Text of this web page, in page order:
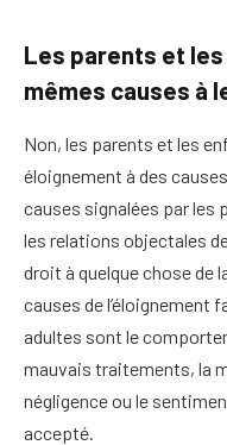
Les parents et
mêmes causes à
Non, les parents et les
éloignement à des
causes signalées par les
les relations objectales
droit à quelque chose de
causes de l’éloignement
adultes sont le
mauvais traitements, la
négligence ou le
accepté.